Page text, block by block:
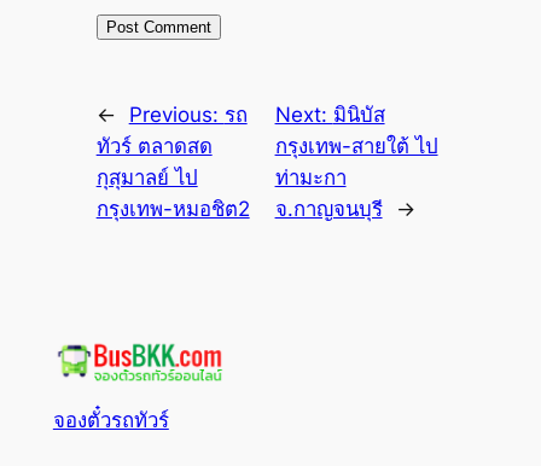
← Previous: รถ
ทัวร์ ตลาดสด
กุสุมาลย์ ไป
กรุงเทพ-หมอชิต2
Next: มินิบัส
กรุงเทพ-สายใต้ ไป
ท่ามะกา
จ.กาญจนบุรี
→
จองตั๋วรถทัวร์